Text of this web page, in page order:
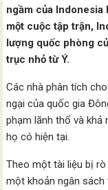
ngầm của
một cuộc tập trận,
lượng quốc phòng
trục nhỏ từ Ý.
Các nhà phân tích
ngại của quốc gia
phạm lãnh thổ và khả
họ có hiện tại.
Theo một tài liệu bị
một khoản ngân sách